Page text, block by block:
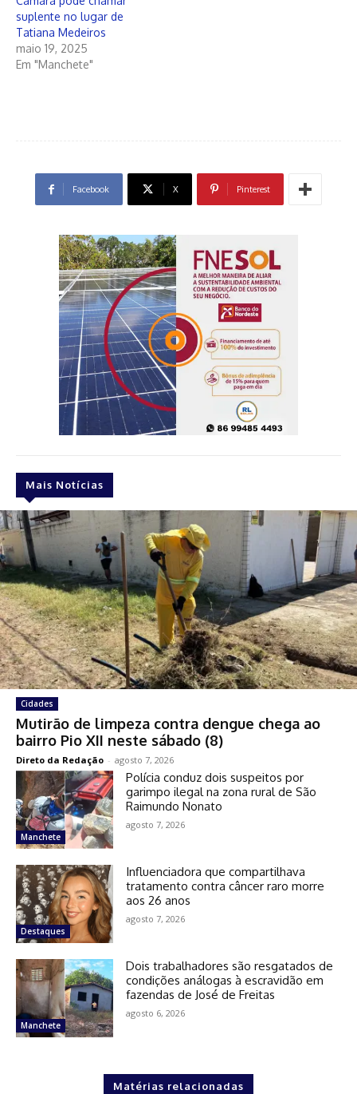
suplente no lugar de
Tatiana Medeiros
maio 19, 2025
Em "Manchete"
Facebook X Pinterest
Mais Notícias
Cidades
Mutirão de limpeza contra dengue chega ao
bairro Pio XII neste sábado (8)
Direto da Redação - agosto 7, 2026
Manchete
Polícia conduz dois suspeitos por
garimpo ilegal na zona rural de São
Raimundo Nonato
agosto 7, 2026
Destaques
Influenciadora que compartilhava
tratamento contra câncer raro morre
aos 26 anos
agosto 7, 2026
Manchete
Dois trabalhadores são resgatados de
condições análogas à escravidão em
fazendas de José de Freitas
agosto 6, 2026
Matérias relacionadas